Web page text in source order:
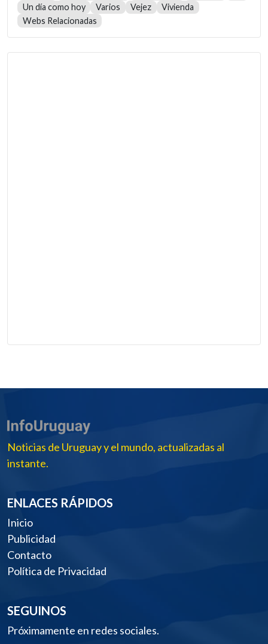
Un día como hoy
Varios Vejez
Vivienda
Webs Relacionadas
Noticias de Uruguay y el mundo, actualizadas al
instante.
ENLACES RÁPIDOS
Inicio
Publicidad
Contacto
Política de Privacidad
SEGUINOS
Próximamente en redes sociales.